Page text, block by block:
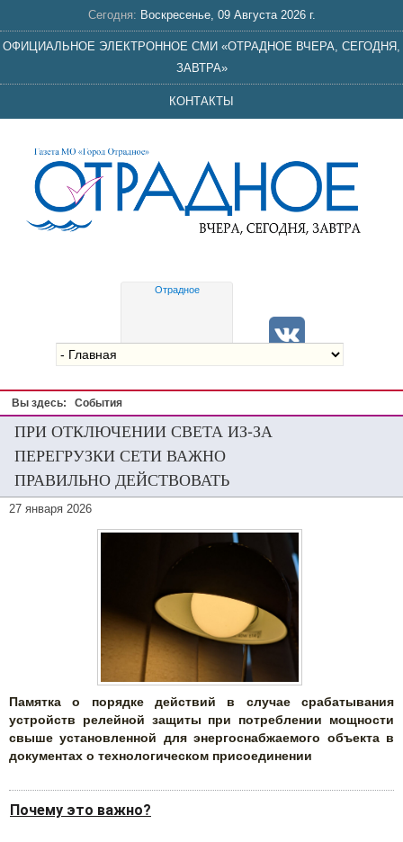
Сегодня: Воскресенье, 09 Августа 2026 г.
ОФИЦИАЛЬНОЕ ЭЛЕКТРОННОЕ СМИ «ОТРАДНОЕ ВЧЕРА, СЕГОДНЯ,
ЗАВТРА»
КОНТАКТЫ
Отрадное
Вы здесь: События
ПРИ ОТКЛЮЧЕНИИ СВЕТА ИЗ-ЗА
ПЕРЕГРУЗКИ СЕТИ ВАЖНО
ПРАВИЛЬНО ДЕЙСТВОВАТЬ
27 января 2026
Памятка о порядке действий в случае срабатывания
устройств релейной защиты при потреблении мощности
свыше установленной для энергоснабжаемого объекта в
документах о технологическом присоединении
Почему это важно?